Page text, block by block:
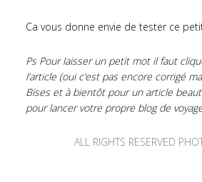
Ca vous donne envie de tester ce
Ps Pour laisser un petit mot il faut
l’article (oui c’est pas encore corrigé
Bises et à bientôt pour un article
pour lancer votre propre blog de
ALL RIGHTS RESERVED